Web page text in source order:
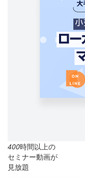
400時間以上の
セミナー動画が
見放題